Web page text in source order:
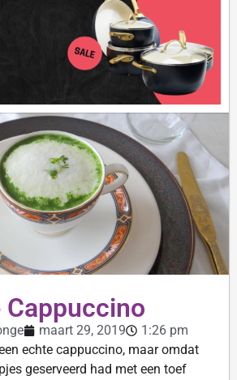
Cappuccino
maart 29, 2019
1:26 pm
echte cappuccino, maar omdat
geserveerd had met een toef